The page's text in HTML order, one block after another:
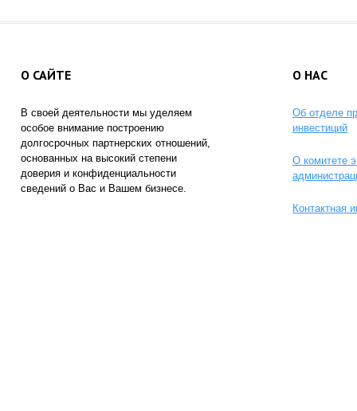
О САЙТЕ
В своей деятельности мы уделяем
особое внимание построению
долгосрочных партнерских отношений,
основанных на высокий степени
доверия и конфиденциальности
сведений о Вас и Вашем бизнесе.
О НАС
Об отделе
инвестиций
О комитете
Контактная